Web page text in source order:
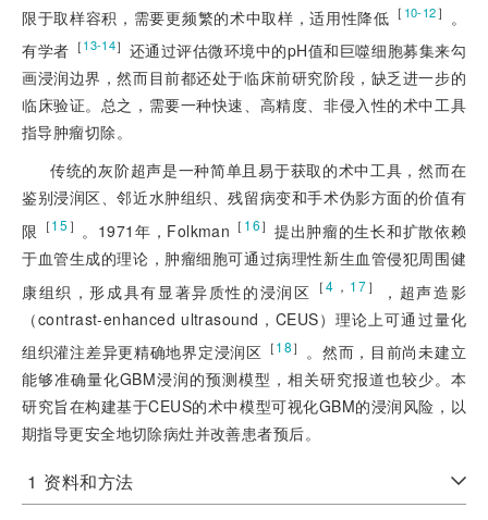
限于取样容积，需要更频繁的术中取样，适用性降低 ［ 10-12］
。
有学者 ［13-14］ 还通过评估微环境中的pH值和巨噬细胞募集来勾
画浸润边界，然而目前都还处于临床前研究阶段，缺乏进一步的
临床验证。总之，需要一种快速、高精度、非侵入性的术中工具
指导肿瘤切除。
传统的灰阶超声是一种简单且易于获取的术中工具，然而在
鉴别浸润区、邻近水肿组织、残留病变和手术伪影方面的价值有
限 ［15 ］ 。1971年，Folkman ［ 16］ 提出肿瘤的生长和扩散依赖
于血管生成的理论，肿瘤细胞可通过病理性新生血管侵犯周围健
康组织，形成具有显著异质性的浸润区 ［4 ， 17］
，超声造影
（contrast-enhanced ultrasound，CEUS）理论上可通过量化
组织灌注差异更精确地界定浸润区 ［18］ 。然而，目前尚未建立
能够准确量化GBM浸润的预测模型，相关研究报道也较少。本
研究旨在构建基于CEUS的术中模型可视化GBM的浸润风险 ，以
期指导更安全地切除病灶并改善患者预后。
1 资料和方法